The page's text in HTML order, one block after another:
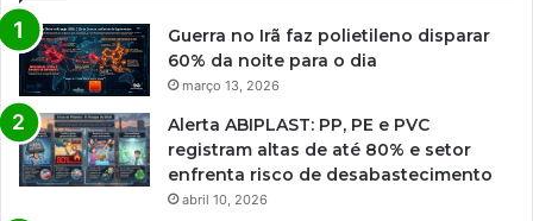
Guerra no Irã faz polietileno disparar
60% da noite para o dia
março 13, 2026
Alerta ABIPLAST: PP, PE e PVC
registram altas de até 80% e setor
enfrenta risco de desabastecimento
abril 10, 2026